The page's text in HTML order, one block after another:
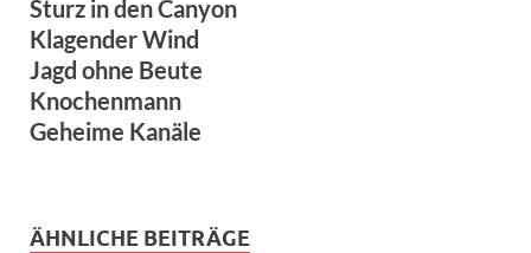
Sturz in den Canyon
Klagender Wind
Jagd ohne Beute
Knochenmann
Geheime Kanäle
ÄHNLICHE BEITRÄGE